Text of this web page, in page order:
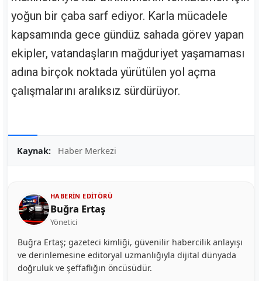
yoğun bir çaba sarf ediyor. Karla mücadele
kapsamında gece gündüz sahada görev yapan
ekipler, vatandaşların mağduriyet yaşamaması
adına birçok noktada yürütülen yol açma
çalışmalarını aralıksız sürdürüyor.
Kaynak: Haber Merkezi
HABERIN EDITÖRÜ
Buğra Ertaş
Yönetici
Buğra Ertaş; gazeteci kimliği, güvenilir habercilik anlayışı
ve derinlemesine editoryal uzmanlığıyla dijital dünyada
doğruluk ve şeffaflığın öncüsüdür.